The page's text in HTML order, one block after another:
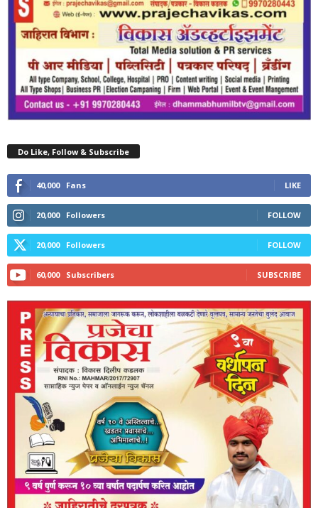
Do Like, Follow & Subscribe
40,000 Fans LIKE
20,000 Followers FOLLOW
20,000 Followers FOLLOW
60,000 Subscribers SUBSCRIBE